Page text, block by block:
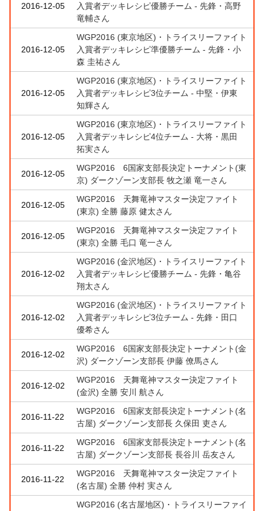
2016-12-05
入賞者デッキレシピ優勝チーム - 先鋒・高野
竜輔さん
2016-12-05
WGP2016 (東京地区)・トライスリーファイト
入賞者デッキレシピ準優勝チーム - 先鋒・小
森 圭祐さん
2016-12-05
WGP2016 (東京地区)・トライスリーファイト
入賞者デッキレシピ3位チーム - 中堅・伊東
知輝さん
2016-12-05
WGP2016 (東京地区)・トライスリーファイト
入賞者デッキレシピ4位チーム - 大将・黒田
拓実さん
2016-12-05
WGP2016 6国家支部長決定トーナメント(東
京) ダークゾーン支部長 牧之瀬 竜一さん
2016-12-05
WGP2016 天舞竜神マスター決定ファイト
(東京) 全勝 藤原 健太さん
2016-12-05
WGP2016 天舞竜神マスター決定ファイト
(東京) 全勝 毛口 竜一さん
2016-12-02
WGP2016 (金沢地区)・トライスリーファイト
入賞者デッキレシピ優勝チーム - 先鋒・亀谷
翔太さん
2016-12-02
WGP2016 (金沢地区)・トライスリーファイト
入賞者デッキレシピ3位チーム - 先鋒・田口
優希さん
2016-12-02
WGP2016 6国家支部長決定トーナメント(金
沢) ダークゾーン支部長 伊藤 僚馬さん
2016-12-02
WGP2016 天舞竜神マスター決定ファイト
(金沢) 全勝 安川 航さん
2016-11-22
WGP2016 6国家支部長決定トーナメント(名
古屋) ダークゾーン支部長 久保田 吏さん
2016-11-22
WGP2016 6国家支部長決定トーナメント(名
古屋) ダークゾーン支部長 長谷川 岳友さん
2016-11-22
WGP2016 天舞竜神マスター決定ファイト
(名古屋) 全勝 仲村 実さん
WGP2016 (名古屋地区)・トライスリーファイ